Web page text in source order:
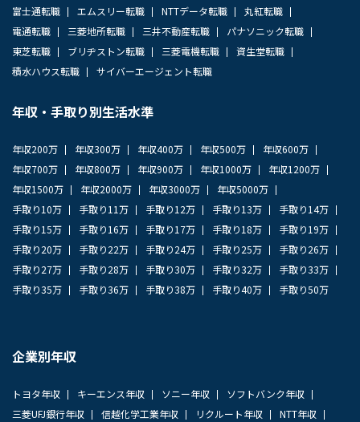
富士通転職
エムスリー転職 NTTデータ転職
丸紅転職
電通転職
三菱地所転職 三井不動産転職
パナソニック転職
東芝転職
ブリヂストン転職 三菱電機転職
資生堂転職
積水ハウス転職
サイバーエージェント転職
年収・手取り別生活水準
年収200万 年収300万 年収400万 年収500万
年収600万
年収700万
年収800万 年収900万 年収1000万
年収1200万
年収1500万
年収2000万 年収3000万
年収5000万
手取り10万
手取り11万 手取り12万 手取り13万
手取り14万
手取り15万
手取り16万 手取り17万 手取り18万
手取り19万
手取り20万
手取り22万 手取り24万 手取り25万
手取り26万
手取り27万
手取り28万 手取り30万 手取り32万
手取り33万
手取り35万
手取り36万 手取り38万 手取り40万 手取り50万
企業別年収
トヨタ年収 キーエンス年収 ソニー年収
ソフトバンク年収
三菱UFJ銀行年収
信越化学工業年収 リクルート年収
NTT年収